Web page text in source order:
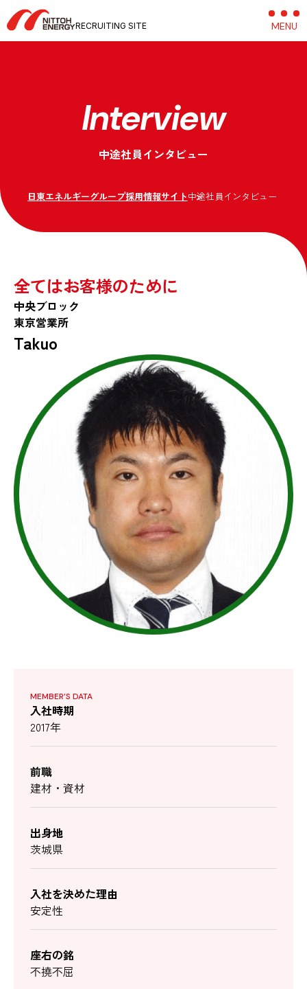
RECRUITING SITE MENU
Interview
中途社員インタビュー
日東エネルギーグループ採用情報サイト中途社員インタビュー
全てはお客様のために
中央ブロック
東京営業所
Takuo
MEMBER’S DATA
入社時期
2017年
前職
建材・資材
出身地
茨城県
入社を決めた理由
安定性
座右の銘
不撓不屈